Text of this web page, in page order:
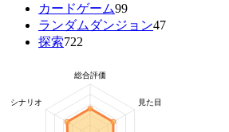
カードゲーム99
ランダムダンジョン47
探索722